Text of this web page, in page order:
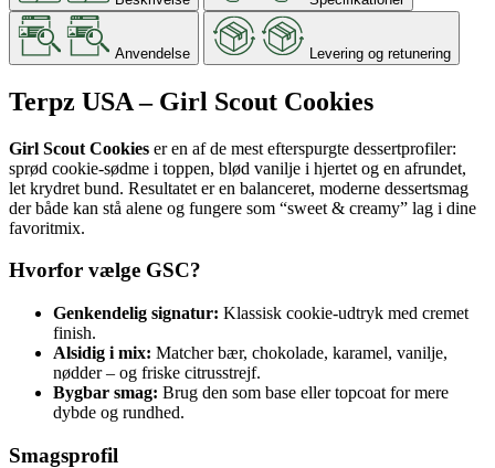
Anvendelse Levering og retunering
Terpz USA – Girl Scout Cookies
Girl Scout Cookies er en af de mest efterspurgte dessertprofiler:
sprød cookie-sødme i toppen, blød vanilje i hjertet og en afrundet,
let krydret bund. Resultatet er en balanceret, moderne dessertsmag
der både kan stå alene og fungere som “sweet & creamy” lag i dine
favoritmix.
Hvorfor vælge GSC?
Genkendelig signatur: Klassisk cookie-udtryk med cremet
finish.
Alsidig i mix: Matcher bær, chokolade, karamel, vanilje,
nødder – og friske citrusstrejf.
Bygbar smag: Brug den som base eller topcoat for mere
dybde og rundhed.
Smagsprofil